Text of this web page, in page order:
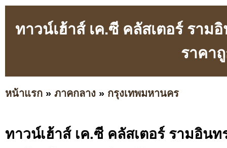
ทาวน์เฮ้าส์ เค.ซี คลัสเตอร์ รา
ราคา
หน้าแรก » ภาคกลาง » กรุงเทพมหานคร
ทาวน์เฮ้าส์ เค.ซี คลัสเตอร์ รามอิน